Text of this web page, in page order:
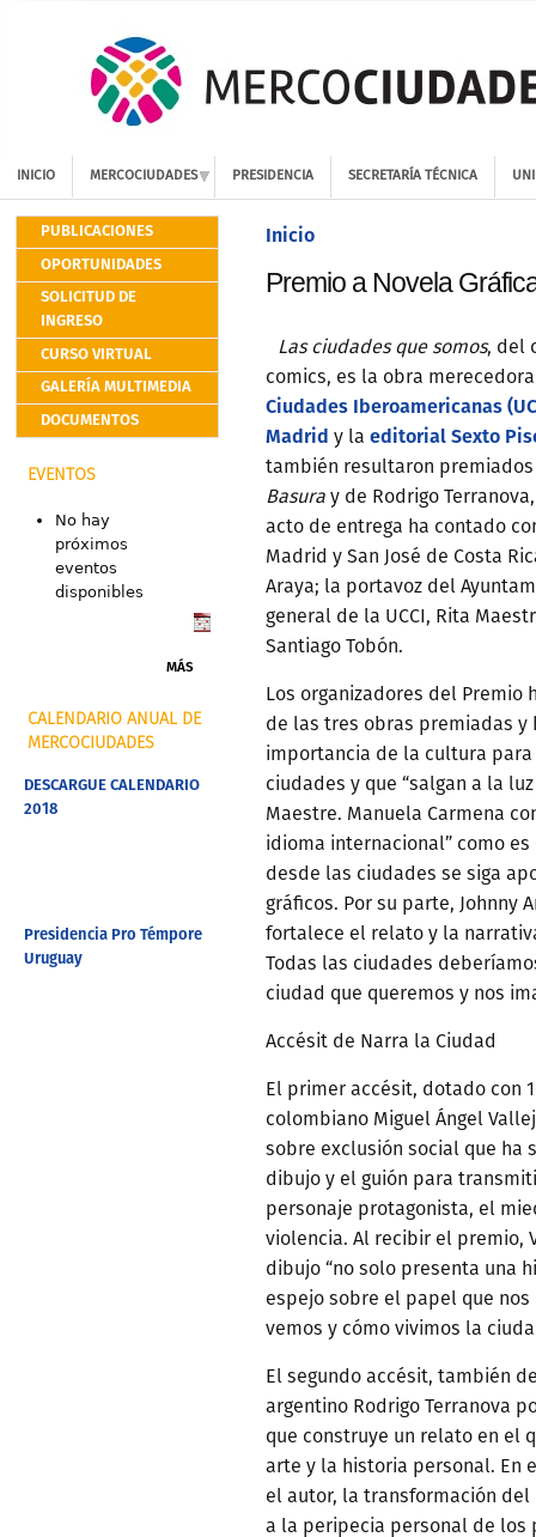
INICIO MERCOCIUDADES PRESIDENCIA SECRETARÍA TÉCNICA
PUBLICACIONES
OPORTUNIDADES
SOLICITUD DE
INGRESO
CURSO VIRTUAL
GALERÍA MULTIMEDIA
DOCUMENTOS
EVENTOS
No hay
próximos
eventos
disponibles
MÁS
CALENDARIO ANUAL DE
MERCOCIUDADES
DESCARGUE CALENDARIO
2018
Presidencia Pro Témpore
Uruguay
Inicio
Premio a Novela
Las ciudades que somos, del
comics, es la obra
Ciudades Iberoamericanas
Madrid y la editorial Sexto
también resultaron
Basura y de Rodrigo
acto de entrega ha contado
Madrid y San José de Costa
Araya; la portavoz del
general de la UCCI, Rita
Santiago Tobón.
Los organizadores del
de las tres obras premiadas y
importancia de la cultura
ciudades y que “salgan a la
Maestre. Manuela Carmena
idioma internacional” como
desde las ciudades se siga
gráficos. Por su parte, Johnny
fortalece el relato y la
Todas las ciudades
ciudad que queremos y nos
Accésit de Narra la Ciudad
El primer accésit, dotado con
colombiano Miguel Ángel
sobre exclusión social que ha
dibujo y el guión para
personaje protagonista, el
violencia. Al recibir el premio,
dibujo “no solo presenta una
espejo sobre el papel que
vemos y cómo vivimos la
El segundo accésit, también
argentino Rodrigo Terranova
que construye un relato en el
arte y la historia personal. En
el autor, la transformación
a la peripecia personal de los